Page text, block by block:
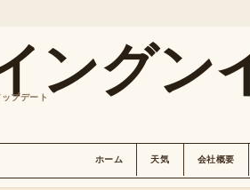
ングン
プデート
ホーム 天気 会社概要